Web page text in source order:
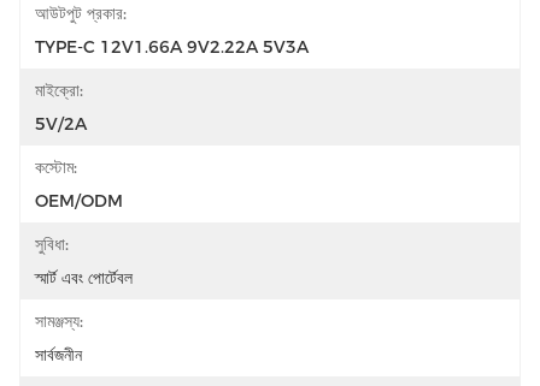
আউটপুট প্রকার:
TYPE-C 12V1.66A 9V2.22A 5V3A
মাইক্রো:
5V/2A
কস্টোম:
OEM/ODM
সুবিধা:
স্মার্ট এবং পোর্টেবল
সামঞ্জস্য:
সার্বজনীন